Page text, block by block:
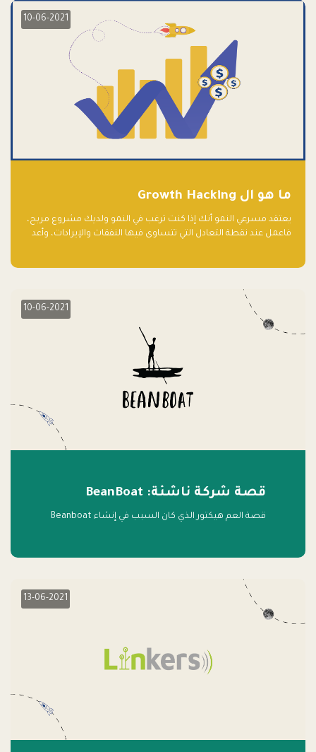
10-06-2021
ما هو ال Growth Hacking
يعتقد مسرعي النمو أنك إذا كنت ترغب في النمو ولديك مشروع مربح،
فاعمل عند نقطة التعادل التي تتساوى فيها النفقات والإيرادات، وأعد
10-06-2021
قصة شركة ناشئة: BeanBoat
قصة العم هيكتور الذي كان السبب في إنشاء Beanboat
13-06-2021